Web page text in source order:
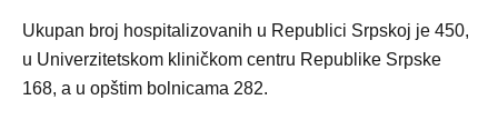
Ukupan broj hospitalizovanih u Republici Srpskoj je 450,
u Univerzitetskom kliničkom centru Republike Srpske
168, a u opštim bolnicama 282.